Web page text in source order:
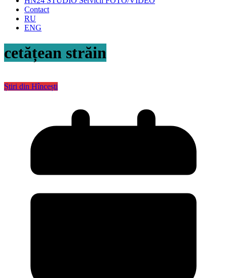
Contact
RU
ENG
cetățean străin
Știri din Hîncești